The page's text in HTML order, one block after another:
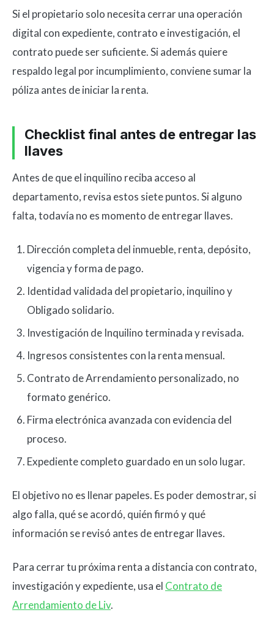
Si el propietario solo necesita cerrar una operación
digital con expediente, contrato e investigación, el
contrato puede ser suficiente. Si además quiere
respaldo legal por incumplimiento, conviene sumar la
póliza antes de iniciar la renta.
Checklist final antes de entregar las
llaves
Antes de que el inquilino reciba acceso al
departamento, revisa estos siete puntos. Si alguno
falta, todavía no es momento de entregar llaves.
Dirección completa del inmueble, renta, depósito,
vigencia y forma de pago.
Identidad validada del propietario, inquilino y
Obligado solidario.
Investigación de Inquilino terminada y revisada.
Ingresos consistentes con la renta mensual.
Contrato de Arrendamiento personalizado, no
formato genérico.
Firma electrónica avanzada con evidencia del
proceso.
Expediente completo guardado en un solo lugar.
El objetivo no es llenar papeles. Es poder demostrar, si
algo falla, qué se acordó, quién firmó y qué
información se revisó antes de entregar llaves.
Para cerrar tu próxima renta a distancia con contrato,
investigación y expediente, usa el Contrato de
Arrendamiento de Liv.